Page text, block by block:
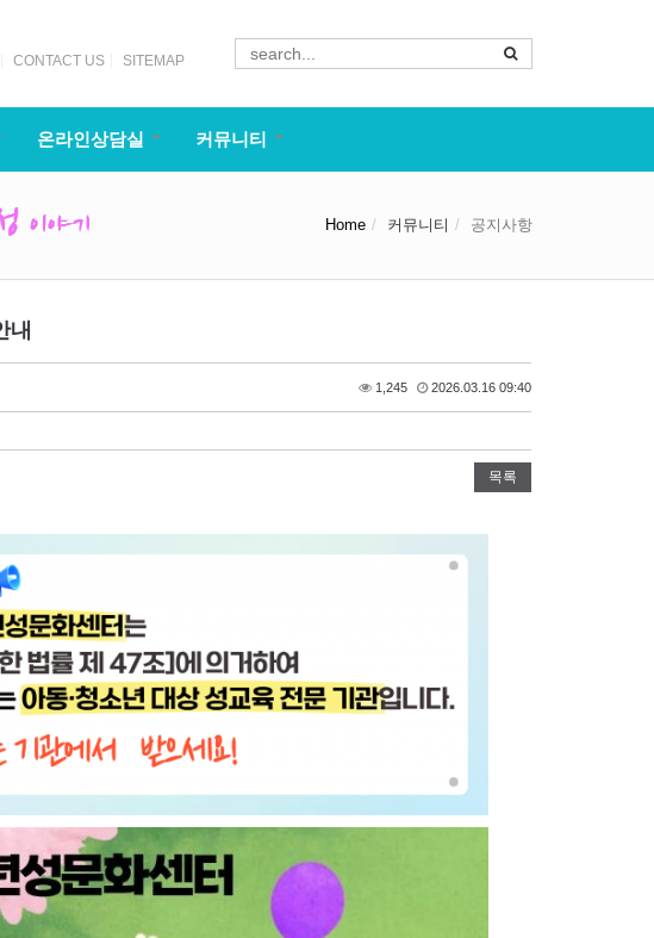
CONTACT US SITEMAP
온라인상담실 커뮤니티
Home 커뮤니티 공지사항
내
1,245 2026.03.16 09:40
목록